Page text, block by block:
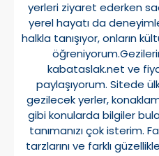
yerleri ziyaret ederken
yerel hayatı da
halkla tanışıyor, onların
kabataslak.net ve
paylaşıyorum. Sitede
gezilecek yerler,
gibi konularda bilgiler
tanımanızı çok isterim.
tarzlarını ve farklı